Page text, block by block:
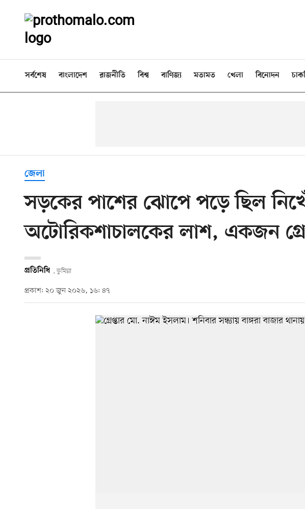
সর্বশেষ বাংলাদেশ রাজনীতি বিশ্ব বাণিজ্য মতামত খেলা বিনোদন
জেলা
সড়কের পাশের ঝোপে পড়ে ছিল
অটোরিকশাচালকের লাশ, একজন
প্রতিনিধি , কুমিল্লা
প্রকাশ: ২০ জুন ২০২৬, ১৬: ৪৭